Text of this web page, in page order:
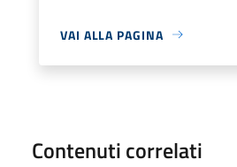
VAI ALLA PAGINA
Contenuti correlati